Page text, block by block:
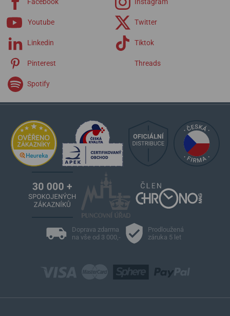
Youtube Twitter
Linkedin Tiktok
Pinterest Threads
Spotify
Doprava zdarma
na vše od 3 000,-
Prodloužená
záruka 5 let